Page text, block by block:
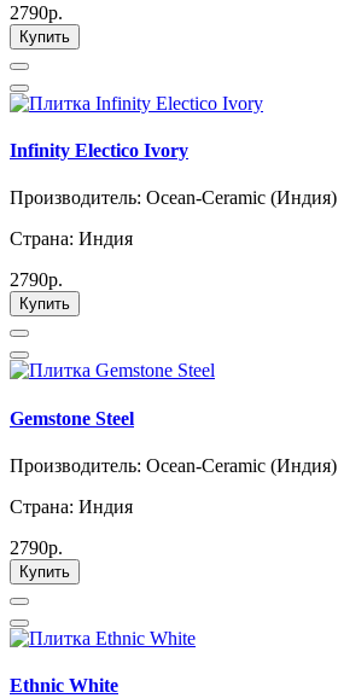
2790р.
Купить
Infinity Electico Ivory
Производитель: Ocean-Ceramic (Индия)
Страна: Индия
2790р.
Купить
Gemstone Steel
Производитель: Ocean-Ceramic (Индия)
Страна: Индия
2790р.
Купить
Ethnic White